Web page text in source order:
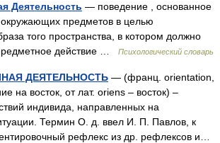
Деятельность — поведение , основанное
предметов в целью
того пространства, в котором должно
действие …
Психологический словарь
ДЕЯТЕЛЬНОСТЬ — (франц. orientation,
на восток, от лат. oriens – восток) –
индивида, направленных на
Термин О. д. ввел И. П. Павлов, к
рефлекс из др. рефлексов и…